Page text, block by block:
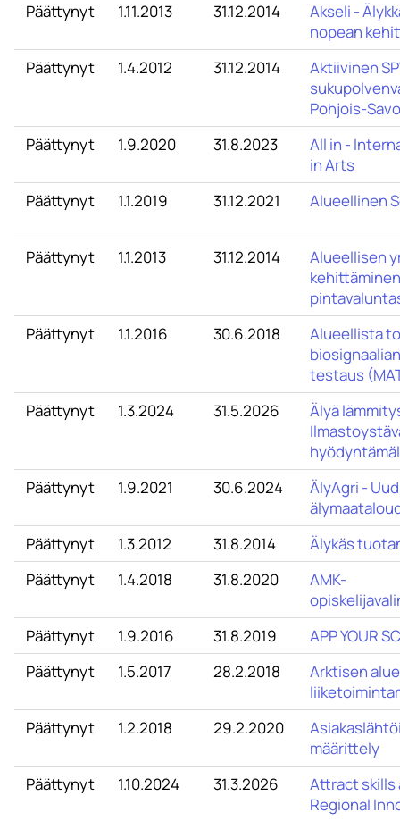
Päättynyt
1.11.2013 31.12.2014
Akseli -
nopean
Päättynyt
1.4.2012 31.12.2014
Aktiivinen
Pohjois-
Päättynyt
1.9.2020 31.8.2023
All in -
in Arts
Päättynyt
1.1.2019 31.12.2021 Alueellinen
Päättynyt 1.1.2013 31.12.2014
Alueellisen
Päättynyt
1.1.2016 30.6.2018
Alueellista
testaus
Päättynyt
1.3.2024 31.5.2026
Älyä
Päättynyt
1.9.2021 30.6.2024
ÄlyAgri -
Päättynyt
1.3.2012 31.8.2014
Älykäs
Päättynyt
1.4.2018 31.8.2020
AMK-
Päättynyt
1.9.2016 31.8.2019
APP YOUR
Päättynyt
1.5.2017 28.2.2018
Arktisen
Päättynyt
1.2.2018 29.2.2020
määrittely
Päättynyt
1.10.2024 31.3.2026
Attract
Regional